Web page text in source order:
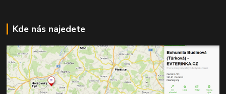
Kde nás najedete